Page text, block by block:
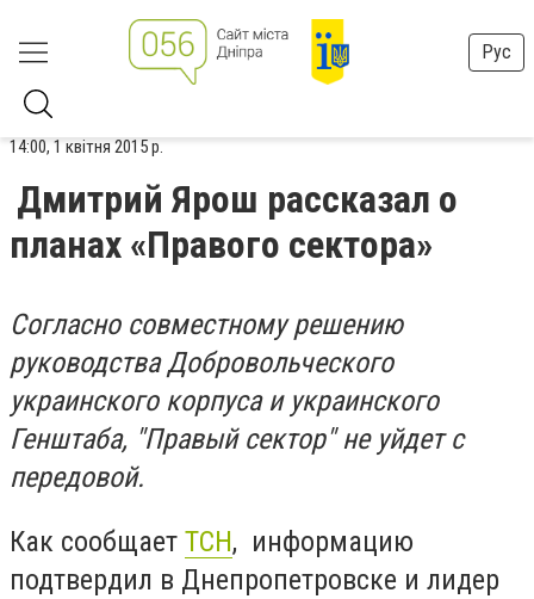
Рус
14:00, 1 квітня 2015 р.
Дмитрий Ярош рассказал о
планах «Правого сектора»
Согласно совместному решению
руководства Добровольческого
украинского корпуса и украинского
Генштаба, "Правый сектор" не уйдет с
передовой.
Как сообщает ТСН, информацию
подтвердил в Днепропетровске и лидер